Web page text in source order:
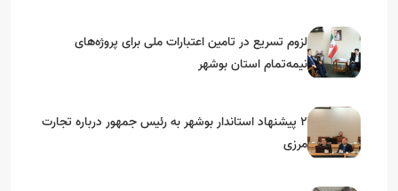
لزوم تسریع در تامین اعتبارات ملی برای پروژه‌های
نیمه‌تمام استان بوشهر
۲ پیشنهاد استاندار بوشهر به رئیس جمهور درباره تجارت
مرزی